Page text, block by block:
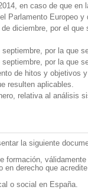
en caso de que
Parlamento Europeo y
diciembre, por el
por la que
por la que
de hitos y objetivos
resulten aplicables.
relativa al análisis
la siguiente
formación,
en derecho que
o social en España.